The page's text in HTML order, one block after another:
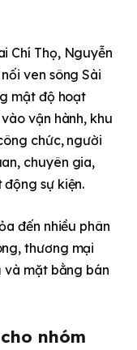
Chí Thọ, Nguyễn
ven sông Sài
mật độ hoạt
vận hành, khu
chức, người
chuyên gia,
sự kiện.
đến nhiều phân
thương mại
và mặt bằng bán
nhóm